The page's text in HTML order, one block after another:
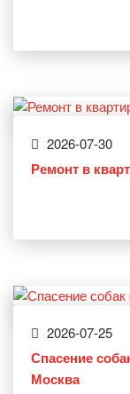
2026-07-30
Ремонт в
2026-07-25
Спасение
Москва